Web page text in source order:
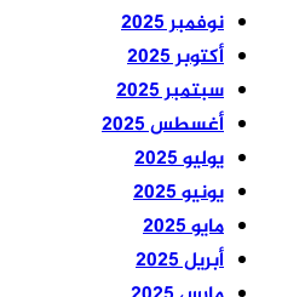
نوفمبر 2025
أكتوبر 2025
سبتمبر 2025
أغسطس 2025
يوليو 2025
يونيو 2025
مايو 2025
أبريل 2025